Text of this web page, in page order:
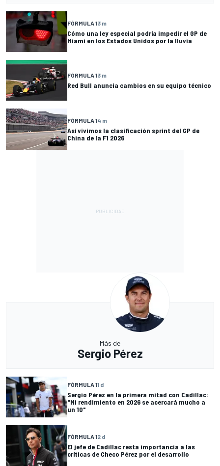
FÓRMULA 13 m
Cómo una ley especial podría impedir el GP de
Miami en los Estados Unidos por la lluvia
FÓRMULA 13 m
Red Bull anuncia cambios en su equipo técnico
FÓRMULA 14 m
Así vivimos la clasificación sprint del GP de
China de la F1 2026
Más de
Sergio Pérez
FÓRMULA 11 d
Sergio Pérez en la primera mitad con Cadillac:
"Mi rendimiento en 2026 se acercará mucho a
un 10"
FÓRMULA 12 d
El jefe de Cadillac resta importancia a las
críticas de Checo Pérez por el desarrollo